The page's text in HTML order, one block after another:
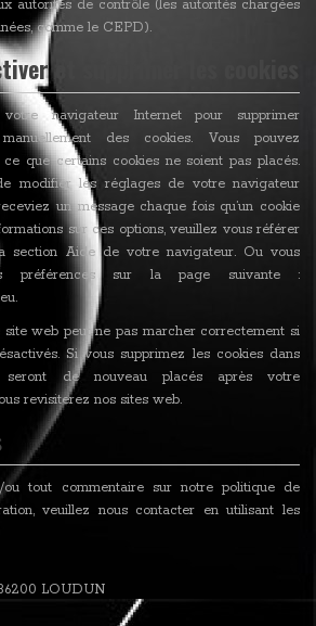
autorités de contrôle (les autorités chargées
comme le CEPD).
et supprimer les cookies
navigateur Internet pour supprimer
des cookies. Vous pouvez
que certains cookies ne soient pas placés.
modifier les réglages de votre navigateur
un message chaque fois qu’un cookie
sur ces options, veuillez vous référer
section Aide de votre navigateur. Ou vous
préférences sur la page suivante :
web peut ne pas marcher correctement si
Si vous supprimez les cookies dans
de nouveau placés après votre
revisiterez nos sites web.
ou tout commentaire sur notre politique de
veuillez nous contacter en utilisant les
LOUDUN